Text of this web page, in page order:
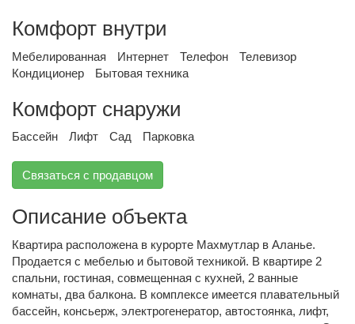
Комфорт внутри
Мебелированная Интернет Телефон
Телевизор
Кондиционер
Бытовая техника
Комфорт снаружи
Бассейн Лифт Сад Парковка
Связаться с продавцом
Описание объекта
Квартира расположена в курорте Махмутлар в Аланье.
Продается с мебелью и бытовой техникой. В квартире 2
спальни, гостиная, совмещенная с кухней, 2 ванные
комнаты, два балкона. В комплексе имеется плавательный
бассейн, консьерж, электрогенератор, автостоянка, лифт,